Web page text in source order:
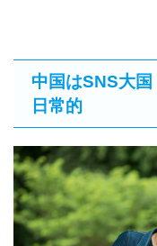
中国はSNS大
日常的